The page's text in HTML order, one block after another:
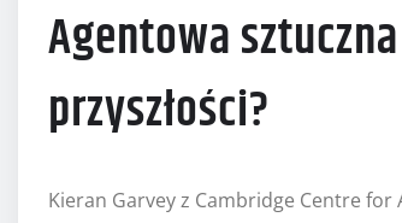
Agentowa
przyszłości?
Kieran Garvey z Cambridge Centre